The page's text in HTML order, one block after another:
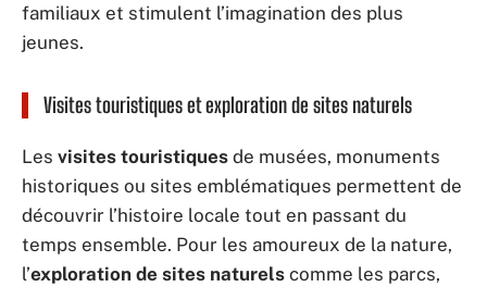
familiaux et stimulent l’imagination des plus
jeunes.
Visites touristiques et exploration de sites naturels
Les visites touristiques de musées, monuments
historiques ou sites emblématiques permettent de
découvrir l’histoire locale tout en passant du
temps ensemble. Pour les amoureux de la nature,
l’exploration de sites naturels comme les parcs,